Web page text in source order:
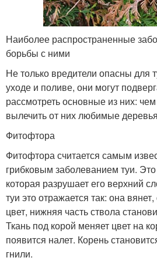
Наиболее распространенные
борьбы с ними
Не только вредители опасны для
уходе и поливе, они могут
рассмотреть основные из них:
вылечить от них любимые
Фитофтора
Фитофтора считается самым
грибковым заболеванием туи.
которая разрушает его верхний
туи это отражается так: она
цвет, нижняя часть ствола
Ткань под корой меняет цвет на
появится налет. Корень
гнили.